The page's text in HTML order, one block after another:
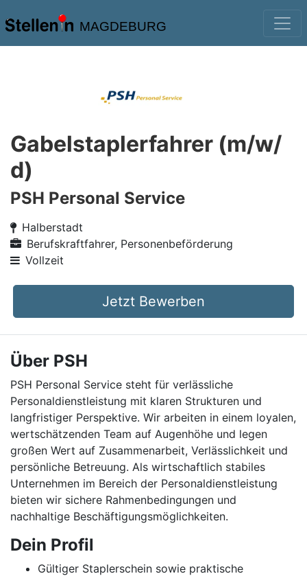
MAGDEBURG
Gabelstaplerfahrer (m/w/
d)
PSH Personal Service
Halberstadt
Berufskraftfahrer, Personenbeförderung
Vollzeit
Jetzt Bewerben
Über PSH
PSH Personal Service steht für verlässliche
Personaldienstleistung mit klaren Strukturen und
langfristiger Perspektive. Wir arbeiten in einem loyalen,
wertschätzenden Team auf Augenhöhe und legen
großen Wert auf Zusammenarbeit, Verlässlichkeit und
persönliche Betreuung. Als wirtschaftlich stabiles
Unternehmen im Bereich der Personaldienstleistung
bieten wir sichere Rahmenbedingungen und
nachhaltige Beschäftigungsmöglichkeiten.
Dein Profil
Gültiger Staplerschein sowie praktische